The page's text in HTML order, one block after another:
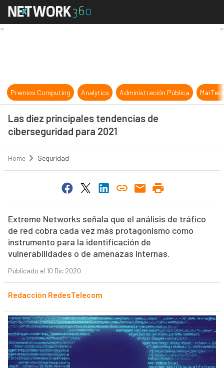
Las diez principales tendencias
Premios Computing Analytics Administración Pública
Las diez principales tendencias de
ciberseguridad para 2021
Home Seguridad
Extreme Networks señala que el análisis de tráfico
de red cobra cada vez más protagonismo como
instrumento para la identificación de
vulnerabilidades o de amenazas internas.
Publicado el 10 Dic 2020
Redacción RedesTelecom